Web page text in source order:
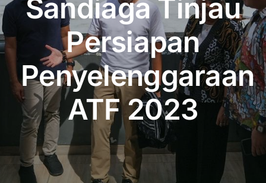
Publikasi
Peta Wisata
BLU
Sandiaga Tinjau
Persiapan
Penyelenggaraan
ATF 2023